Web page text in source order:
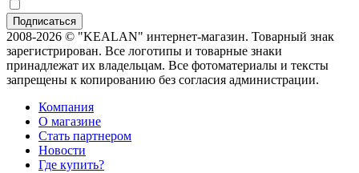
2008-2026 © "KEALAN" интернет-магазин. Товарный знак
зарегистрирован. Все логотипы и товарные знаки
принадлежат их владельцам. Все фотоматериалы и тексты
запрещены к копированию без согласия администрации.
Компания
О магазине
Стать партнером
Новости
Где купить?